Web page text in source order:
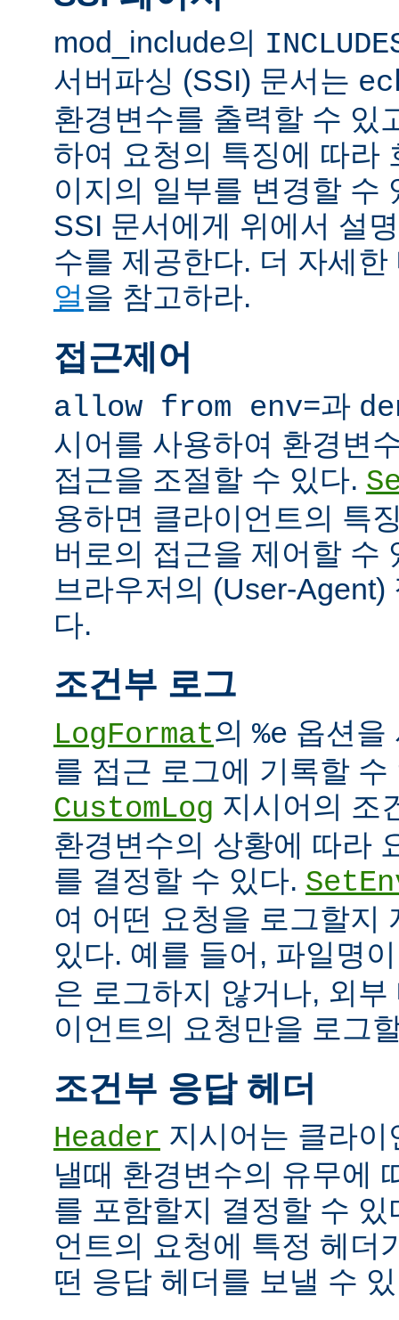
mod_include의
서버파싱 (SSI) 문서는
환경변수를 출력할 수 있
하여 요청의 특징에 따라
이지의 일부를 변경할 수
SSI 문서에게 위에서 설
수를 제공한다. 더 자세
얼을 참고하라.
접근제어
allow from env=과
시어를 사용하여 환경변
접근을 조절할 수 있다.
용하면 클라이언트의 특
버로의 접근을 제어할 수
브라우저의 (User-
다.
조건부 로그
LogFormat의 %e 옵션을
를 접근 로그에 기록할 수
CustomLog 지시어의 조
환경변수의 상황에 따라
를 결정할 수 있다.
여 어떤 요청을 로그할지
있다. 예를 들어, 파일명
은 로그하지 않거나, 외
이언트의 요청만을 로그
조건부 응답 헤더
Header 지시어는 클라
낼때 환경변수의 유무에
를 포함할지 결정할 수
언트의 요청에 특정 헤더
떤 응답 헤더를 보낼 수